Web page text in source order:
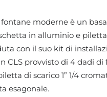
fontane moderne è un
in alluminio e
con il suo kit di
CLS provvisto di 4 dadi di
di scarico 1” 1/4
esagonale.